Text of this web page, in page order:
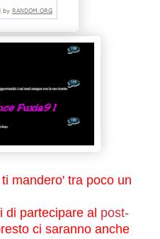
ti mandero' tra poco un
di partecipare al post-
ci saranno anche